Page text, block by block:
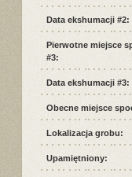
Data ekshumacji #2:
Pierwotne miejsce
#3:
Data ekshumacji #3:
Obecne miejsce
Lokalizacja grobu:
Upamiętniony: